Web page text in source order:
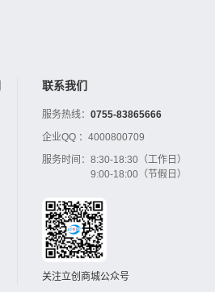
联系我们
服务热线： 0755-83865666
企业QQ ： 4000800709
服务时间： 8:30-18:30（工作日）
9:00-18:00（节假日）
关注立创商城公众号